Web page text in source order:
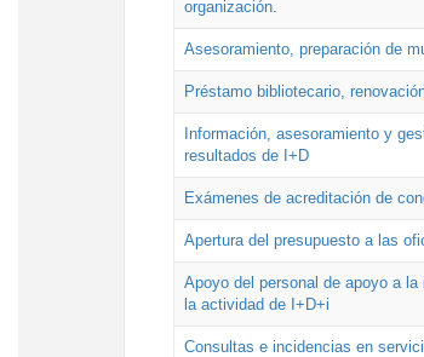
organización.
Asesoramiento, preparación de
Préstamo bibliotecario,
Información, asesoramiento y
resultados de I+D
Exámenes de acreditación de
Apertura del presupuesto a las
Apoyo del personal de apoyo a
la actividad de I+D+i
Consultas e incidencias en